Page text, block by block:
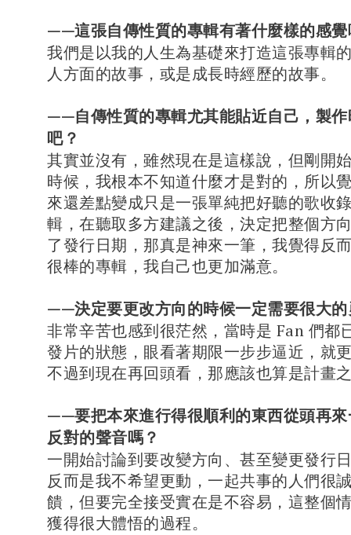
——這張自傳性質的專輯有著什麼樣的感覺
我們是以我的人生為基礎來打造這張專輯
人方面的故事，或是成長時經歷的故事。
——自傳性質的專輯尤其能貼近自己，製
吧？
其實並沒有，雖然現在是這樣說，但剛開
時候，我根本不知道什麼才是對的，所以
來還差點變成只是一張單純把好聽的歌收
輯，在聽取多方建議之後，決定把整個方
了發行日期，那真是神來一筆，我覺得反
很棒的專輯，我自己也更加滿意。
——決定要更改方向的時候一定需要很大的
非常辛苦也感到很茫然，當時是 Fan 們都
發片的狀態，眼看著期限一步步逼近，就
不過到現在再回頭看，那應該也算是計畫
——要把本來進行得很順利的東西從頭再
反對的聲音嗎？
一開始討論到要改變方向、甚至變更發行
反而是我不希望更動，一起共事的人們很
饋，但要完全接受實在是不容易，這整個
獲得很大體悟的過程。